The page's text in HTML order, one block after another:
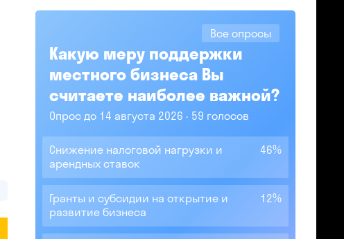
Все опросы
Какую меру поддержки
местного бизнеса Вы
считаете наиболее важной?
Опрос до 14 августа 2026 59 голосов
Снижение налоговой нагрузки и
арендных ставок
46%
Гранты и субсидии на открытие и
развитие бизнеса
12%